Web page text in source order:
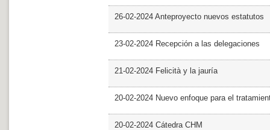
26-02-2024 Anteproyecto nuevos estatutos
23-02-2024 Recepción a las delegaciones
21-02-2024 Felicità y la jauría
20-02-2024 Nuevo enfoque para el
20-02-2024 Cátedra CHM